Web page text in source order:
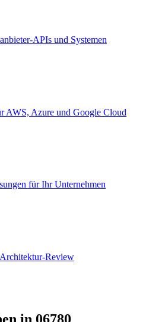
APIs und Systemen
AWS, Azure und Google Cloud
für Ihr Unternehmen
Review
in 06780